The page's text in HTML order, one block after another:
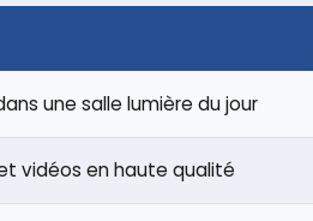
une salle lumière du jour
vidéos en haute qualité